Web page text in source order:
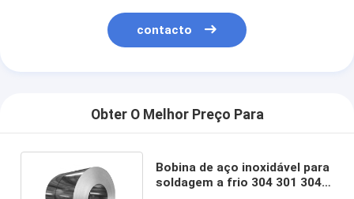
contacto
Obter O Melhor Preço Para
Bobina de aço inoxidável para
soldagem a frio 304 301 304L